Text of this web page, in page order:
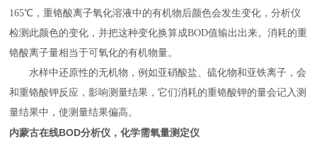
165℃，重铬酸离子氧化溶液中的有机物后颜色会发生变化，分析仪
检测此颜色的变化，并把这种变化换算成BOD值输出出来。消耗的重
铬酸离子量相当于可氧化的有机物量。
水样中还原性的无机物，例如亚硝酸盐、硫化物和亚铁离子，会
和重铬酸钾反应，影响测量结果，它们消耗的重铬酸钾的量会记入测
量结果中，使测量结果偏高。
内蒙古在线BOD分析仪，化学需氧量测定仪